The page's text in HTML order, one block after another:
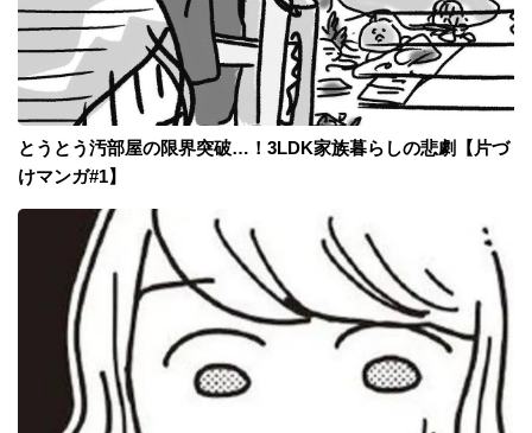
とうとう汚部屋の限界突破…！3LDK家族暮らしの悲劇【片づ
けマンガ#1】